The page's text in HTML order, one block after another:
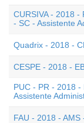
CURSIVA - 2018
- SC - Assistente
Quadrix - 2018 -
CESPE - 2018 -
PUC - PR - 2018
Assistente
FAU - 2018 - AMS